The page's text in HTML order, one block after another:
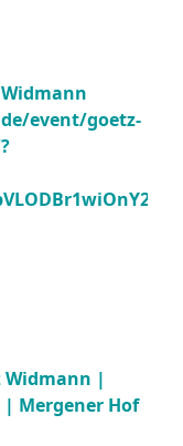
event/goetz-
Widmann |
| Mergener Hof